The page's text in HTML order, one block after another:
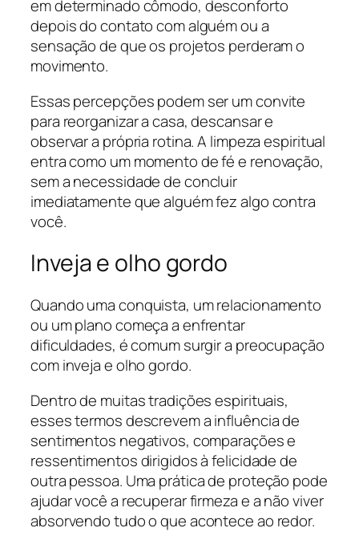
em determinado cômodo, desconforto
depois do contato com alguém ou a
sensação de que os projetos perderam o
movimento.
Essas percepções podem ser um convite
para reorganizar a casa, descansar e
observar a própria rotina. A limpeza espiritual
entra como um momento de fé e renovação,
sem a necessidade de concluir
imediatamente que alguém fez algo contra
você.
Inveja e olho gordo
Quando uma conquista, um relacionamento
ou um plano começa a enfrentar
dificuldades, é comum surgir a preocupação
com inveja e olho gordo.
Dentro de muitas tradições espirituais,
esses termos descrevem a influência de
sentimentos negativos, comparações e
ressentimentos dirigidos à felicidade de
outra pessoa. Uma prática de proteção pode
ajudar você a recuperar firmeza e a não viver
absorvendo tudo o que acontece ao redor.